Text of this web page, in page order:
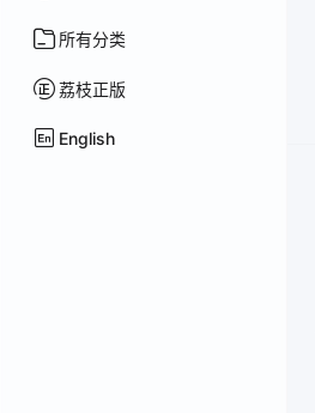
所有分类
荔枝正版
English